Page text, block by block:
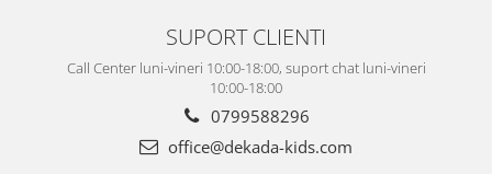
SUPORT CLIENTI
Call Center luni-vineri 10:00-18:00, suport chat luni-vineri
10:00-18:00
0799588296
office@dekada-kids.com